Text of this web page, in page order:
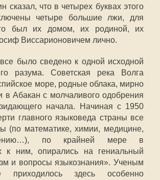
сказал, что в четырех буквах этого
четыре большие лжи, для
был их домом, их родиной, их
Виссарионовичем лично.
было сведено к одной исходной
разума. Советская река Волга
море, родные облака, мирно
в Абакан с молчаливого одобрения
начала. Начиная с 1950
главного языковеда страны все
(по математике, химии, медицине,
по крайней мере в
к ним, опирались на гениальный
и вопросы языкознания». Ученым
приходилось здесь особенно